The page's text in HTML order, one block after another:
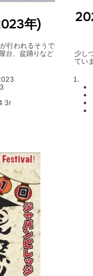
年)
行われるそうで
台、盆踊りなど
3r
少し
てい